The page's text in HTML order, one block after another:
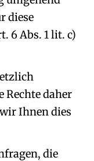
diese
6 Abs. 1 lit. c)
Rechte daher
Ihnen dies
die